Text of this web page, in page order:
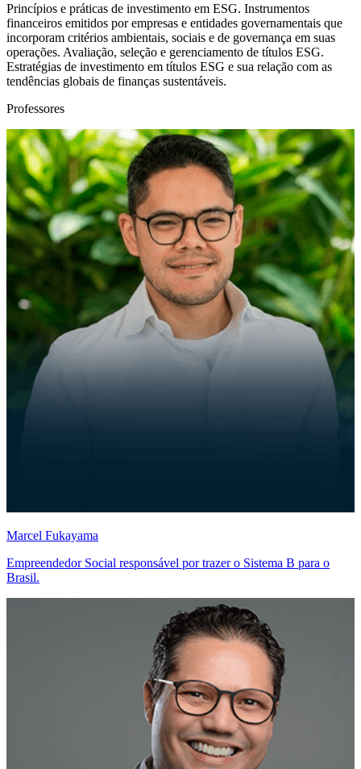
Princípios e práticas de investimento em ESG. Instrumentos
financeiros emitidos por empresas e entidades governamentais que
incorporam critérios ambientais, sociais e de governança em suas
operações. Avaliação, seleção e gerenciamento de títulos ESG.
Estratégias de investimento em títulos ESG e sua relação com as
tendências globais de finanças sustentáveis.
Professores
Marcel Fukayama
Empreendedor Social responsável por trazer o Sistema B para o
Brasil.